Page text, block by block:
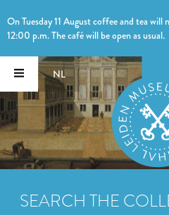
On Tuesday 11 August coffee and tea
12:00 p.m. The café will be open as usual.
NL
SEARCH THE